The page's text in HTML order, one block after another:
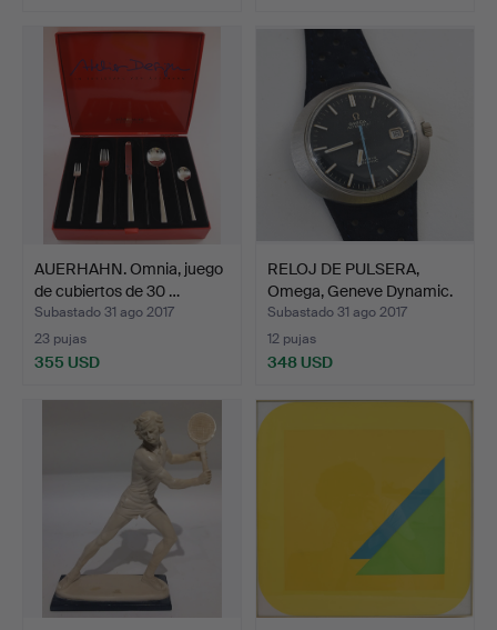
AUERHAHN. Omnia, juego
de cubiertos de 30 …
Subastado 31 ago 2017
23 pujas
355 USD
RELOJ DE PULSERA,
Omega, Geneve Dynamic.
Subastado 31 ago 2017
12 pujas
348 USD